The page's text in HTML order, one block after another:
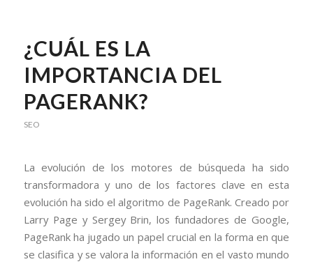
¿CUÁL ES LA
IMPORTANCIA DEL
PAGERANK?
SEO
La evolución de los motores de búsqueda ha sido
transformadora y uno de los factores clave en esta
evolución ha sido el algoritmo de PageRank. Creado por
Larry Page y Sergey Brin, los fundadores de Google,
PageRank ha jugado un papel crucial en la forma en que
se clasifica y se valora la información en el vasto mundo